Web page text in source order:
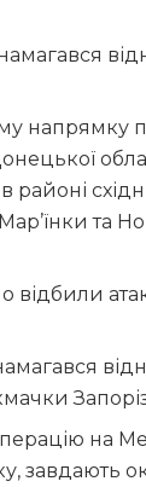
напрямку
районі
та
відбили
на
завдають